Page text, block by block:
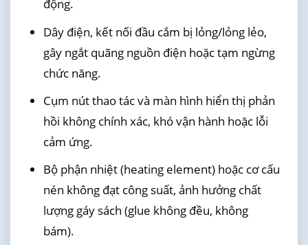
động.
Dây điện, kết nối đầu cắm bị lỏng/lỏng lẻo,
gây ngắt quãng nguồn điện hoặc tạm ngừng
chức năng.
Cụm nút thao tác và màn hình hiển thị phản
hồi không chính xác, khó vận hành hoặc lỗi
cảm ứng.
Bộ phận nhiệt (heating element) hoặc cơ cấu
nén không đạt công suất, ảnh hưởng chất
lượng gáy sách (glue không đều, không
bám).